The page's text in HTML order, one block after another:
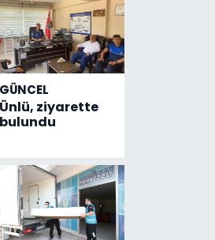
GÜNCEL
Ünlü, ziyarette
bulundu